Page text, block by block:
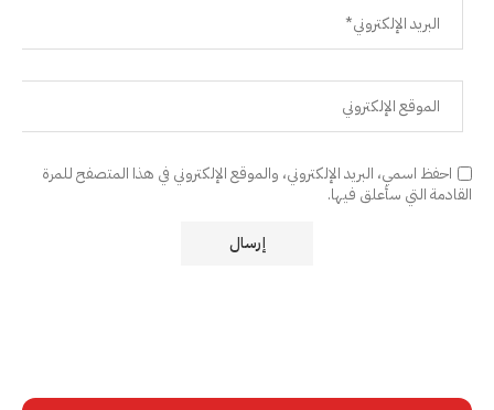
احفظ اسمي، البريد الإلكتروني، والموقع الإلكتروني في هذا المتصفح للمرة
القادمة التي سأعلق فيها.